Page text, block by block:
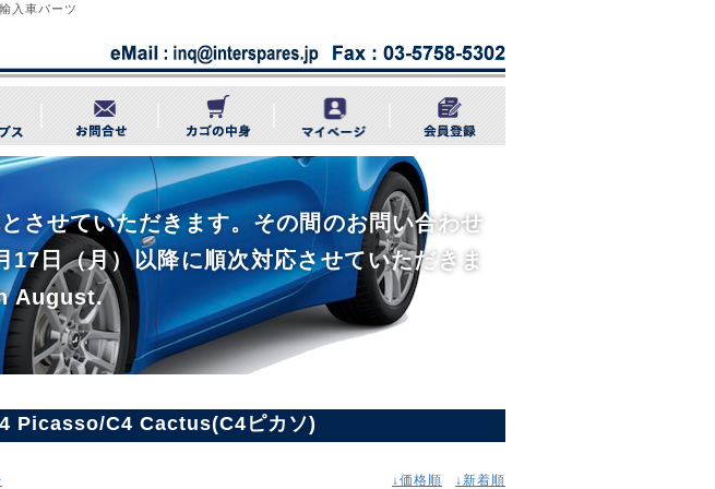
入車パーツ
させていただきます。その間のお問い合わせ
日（月）以降に順次対応させていただきま
August.
Picasso/C4 Cactus(C4ピカソ)
↓価格順 ↓新着順